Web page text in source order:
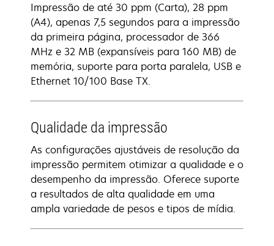
Impressão de até 30 ppm (Carta), 28 ppm
(A4), apenas 7,5 segundos para a impressão
da primeira página, processador de 366
MHz e 32 MB (expansíveis para 160 MB) de
memória, suporte para porta paralela, USB e
Ethernet 10/100 Base TX.
Qualidade da impressão
As configurações ajustáveis de resolução da
impressão permitem otimizar a qualidade e o
desempenho da impressão. Oferece suporte
a resultados de alta qualidade em uma
ampla variedade de pesos e tipos de mídia.